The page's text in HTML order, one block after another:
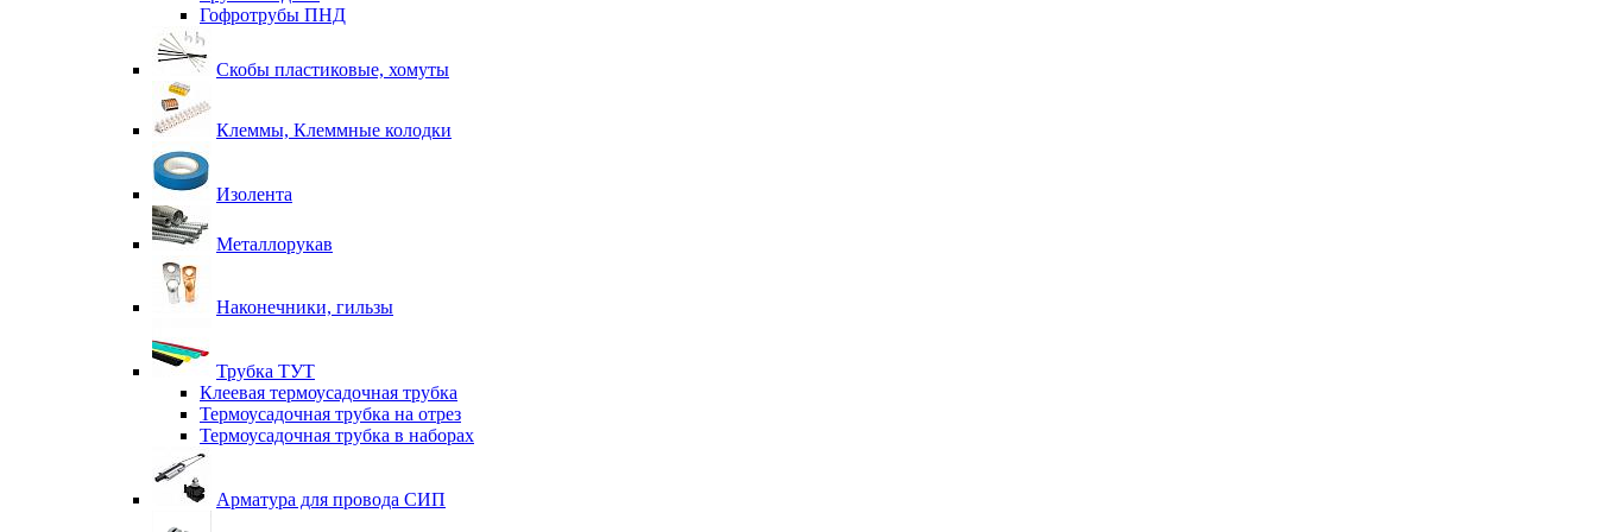
Гофротрубы ПНД
Скобы пластиковые, хомуты
Клеммы, Клеммные колодки
Изолента
Металлорукав
Наконечники, гильзы
Трубка ТУТ
Клеевая термоусадочная трубка
Термоусадочная трубка на отрез
Термоусадочная трубка в наборах
Арматура для провода СИП